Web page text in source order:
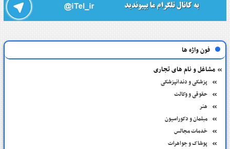
فون واژه ها
مشاغل و نام های تجاری
پزشکی و دندانپزشکی
حقوقی و وکالت
هنر
مبلمان و دکوراسیون
خدمات مجالس
پوشاک و جواهرات